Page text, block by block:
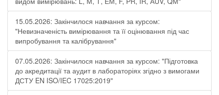
15.05.2026: Закінчилося навчання за курсом:
"Невизначеність вимірювання та її оцінювання під час
випробування та калібрування"
07.05.2026: Закінчилося навчання за курсом: "Підготовка
до акредитації та аудит в лабораторіях згідно з вимогами
ДСТУ EN ISO/IEC 17025:2019"